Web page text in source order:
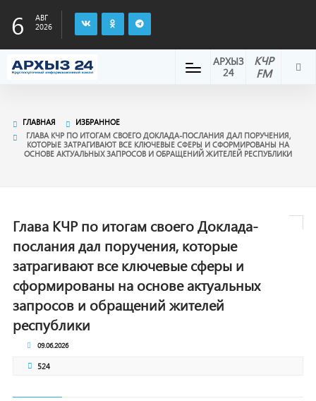
6
АВГ
2026
КЧР
FM
АРХЫЗ
24
ГЛАВНАЯ
ИЗБРАННОЕ
ГЛАВА КЧР ПО ИТОГАМ СВОЕГО ДОКЛАДА-ПОСЛАНИЯ ДАЛ ПОРУЧЕНИЯ,
КОТОРЫЕ ЗАТРАГИВАЮТ ВСЕ КЛЮЧЕВЫЕ СФЕРЫ И СФОРМИРОВАНЫ НА
ОСНОВЕ АКТУАЛЬНЫХ ЗАПРОСОВ И ОБРАЩЕНИЙ ЖИТЕЛЕЙ РЕСПУБЛИКИ
Глава КЧР по итогам своего Доклада-
послания дал поручения, которые
затрагивают все ключевые сферы и
сформированы на основе актуальных
запросов и обращений жителей
республики
09.06.2026
524